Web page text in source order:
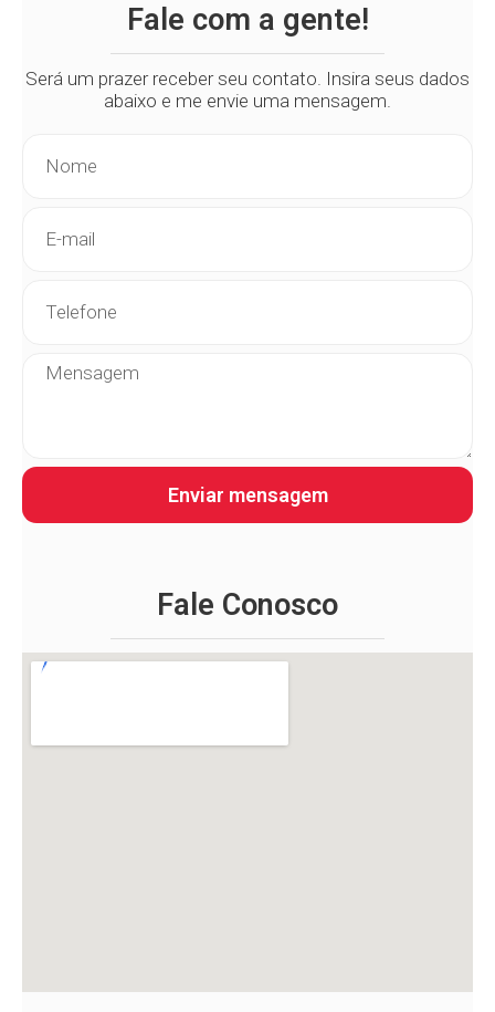
Fale com a gente!
Será um prazer receber seu contato. Insira seus dados
abaixo e me envie uma mensagem.
Enviar mensagem
Fale Conosco